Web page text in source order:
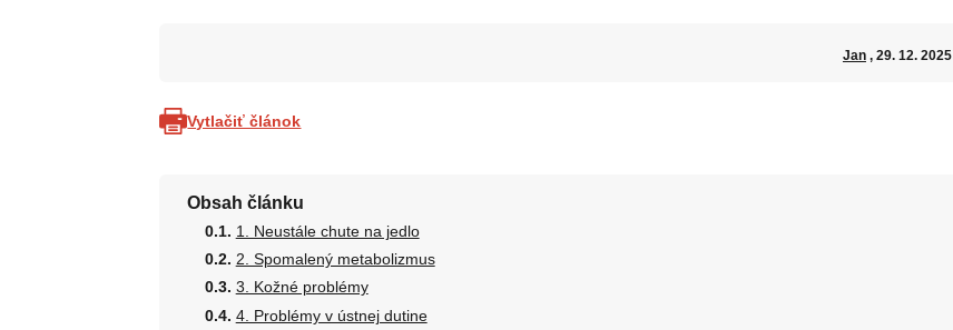
Jan, 29. 12. 2025
Vytlačiť článok
Obsah článku
1. Neustále chute na jedlo
2. Spomalený metabolizmus
3. Kožné problémy
4. Problémy v ústnej dutine